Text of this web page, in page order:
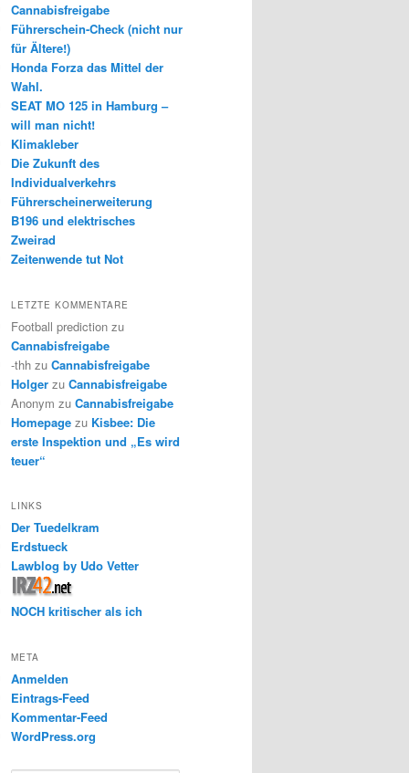
Cannabisfreigabe
Führerschein-Check (nicht nur
für Ältere!)
Honda Forza das Mittel der
Wahl.
SEAT MO 125 in Hamburg –
will man nicht!
Klimakleber
Die Zukunft des
Individualverkehrs
Führerscheinerweiterung
B196 und elektrisches
Zweirad
Zeitenwende tut Not
LETZTE KOMMENTARE
Football prediction zu
Cannabisfreigabe
-thh zu Cannabisfreigabe
Holger zu Cannabisfreigabe
Anonym zu Cannabisfreigabe
Homepage zu Kisbee: Die
erste Inspektion und „Es wird
teuer“
LINKS
Der Tuedelkram
Erdstueck
Lawblog by Udo Vetter
NOCH kritischer als ich
META
Anmelden
Eintrags-Feed
Kommentar-Feed
WordPress.org